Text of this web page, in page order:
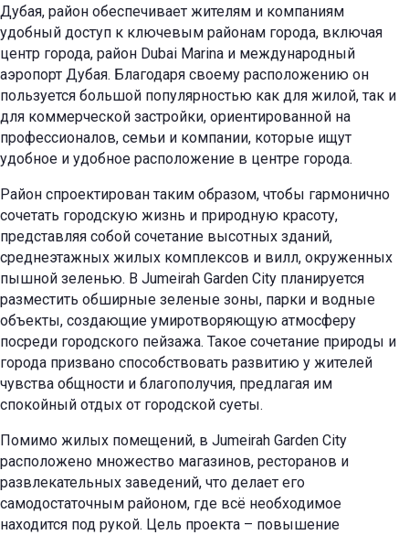
Дубая, район обеспечивает жителям и компаниям
удобный доступ к ключевым районам города, включая
центр города, район Dubai Marina и международный
аэропорт Дубая. Благодаря своему расположению он
пользуется большой популярностью как для жилой, так и
для коммерческой застройки, ориентированной на
профессионалов, семьи и компании, которые ищут
удобное и удобное расположение в центре города.
Район спроектирован таким образом, чтобы гармонично
сочетать городскую жизнь и природную красоту,
представляя собой сочетание высотных зданий,
среднеэтажных жилых комплексов и вилл, окруженных
пышной зеленью. В Jumeirah Garden City планируется
разместить обширные зеленые зоны, парки и водные
объекты, создающие умиротворяющую атмосферу
посреди городского пейзажа. Такое сочетание природы и
города призвано способствовать развитию у жителей
чувства общности и благополучия, предлагая им
спокойный отдых от городской суеты.
Помимо жилых помещений, в Jumeirah Garden City
расположено множество магазинов, ресторанов и
развлекательных заведений, что делает его
самодостаточным районом, где всё необходимое
находится под рукой. Цель проекта – повышение